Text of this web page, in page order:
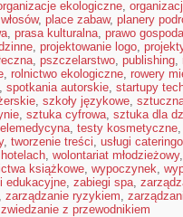
ekologiczne,
, place zabaw, planery
, prasa kulturalna, prawo
, projektowanie logo,
, pszczelarstwo, publishing,
, rolnictwo ekologiczne, rowery
, spotkania autorskie, startupy
, szkoły językowe,
, sztuka cyfrowa, sztuka dla
, testy kosmetyczne
, tworzenie treści, usługi
, wolontariat młodzieżowy
książkowe, wypoczynek,
edukacyjne, zabiegi spa,
, zarządzanie ryzykiem,
zwiedzanie z przewodnikiem